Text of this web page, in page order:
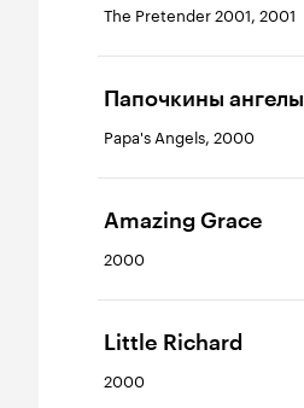
The Pretender 2001, 2001
Папочкины ангелы
Papa's Angels, 2000
Amazing Grace
2000
Little Richard
2000